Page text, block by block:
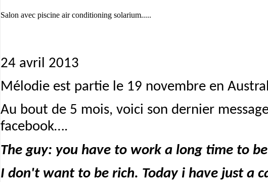
Salon avec piscine air conditioning solarium.....
24 avril 2013
Mélodie est partie le 19 novembre en
Au bout de 5 mois, voici son dernier
facebook….
The guy: you have to work a long time to
I don't want to be rich. Today i have just a